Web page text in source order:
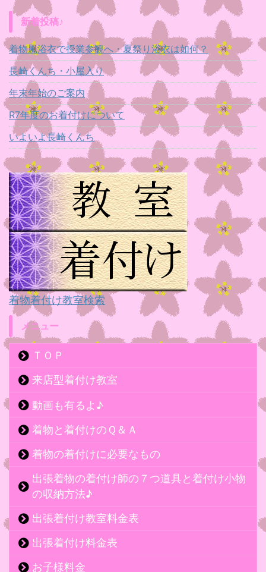
新着投稿♪
着物風浴衣で授業参観へ・夏祭り浴衣は如何？
長崎くんち・小屋入り
年末年始のご案内
R7年度のお着付けについて
いよいよ長崎くんち
着物着付け教室検索
メニュー
ＴＯＰ
来店型着付け教室
動画も有るよ♪
着物と着付けのＱ＆Ａ
着物の着付けに必要なもの
出張着物の着付け師の７つ道具と着付け小物
の収納方法♪
出張着付け教室料金表
出張着付け料金表
お子様料金